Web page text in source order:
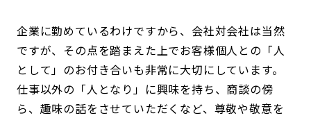
企業に勤めているわけですから、会社対会社は当然
ですが、その点を踏まえた上でお客様個人との「人
として」のお付き合いも非常に大切にしています。
仕事以外の「人となり」に興味を持ち、商談の傍
ら、趣味の話をさせていただくなど、尊敬や敬意を